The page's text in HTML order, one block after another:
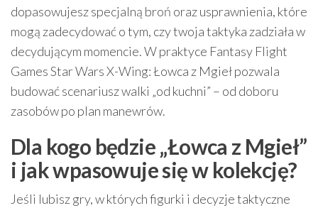
dopasowujesz specjalną broń oraz usprawnienia, które
mogą zadecydować o tym, czy twoja taktyka zadziała w
decydującym momencie. W praktyce Fantasy Flight
Games Star Wars X-Wing: Łowca z Mgieł pozwala
budować scenariusz walki „od kuchni” – od doboru
zasobów po plan manewrów.
Dla kogo będzie „Łowca z Mgieł”
i jak wpasowuje się w kolekcję?
Jeśli lubisz gry, w których figurki i decyzje taktyczne